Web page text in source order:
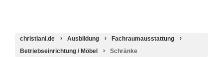
christiani.de Ausbildung
Fachraumausstattung
Betriebseinrichtung / Möbel
Schränke